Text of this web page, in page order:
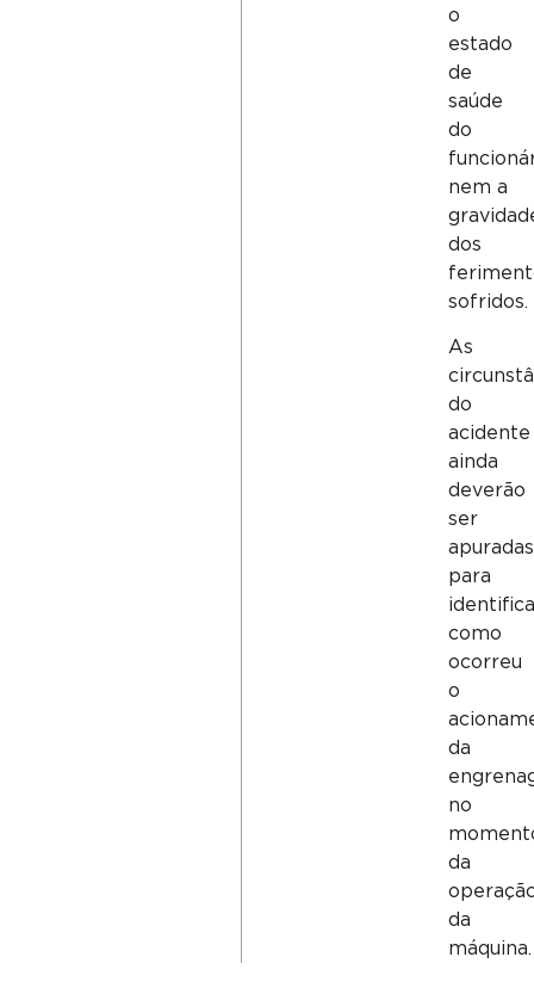
o
estado
de
saúde
do
nem a
dos
sofridos.
As
do
acidente
ainda
deverão
ser
apuradas
para
como
ocorreu
o
da
no
da
da
máquina.